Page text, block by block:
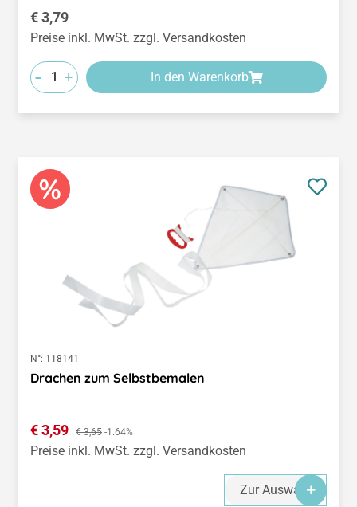
Regulärer Preis:
€ 3,79
Preise inkl. MwSt. zzgl. Versandkosten
- + In den Warenkorb
N°: 118141
Drachen zum Selbstbemalen
Verkaufspreis:
€ 3,59 Regulärer Preis:
€ 3,65 -1.64%
Preise inkl. MwSt. zzgl. Versandkosten
Zur Auswahl